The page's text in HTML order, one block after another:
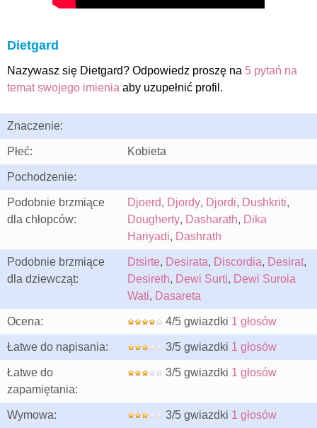
Dietgard
Nazywasz się Dietgard? Odpowiedz proszę na 5 pytań na
temat swojego imienia aby uzupełnić profil.
Znaczenie:
Płeć: Kobieta
Pochodzenie:
Podobnie brzmiące
dla chłopców:
Djoerd, Djordy, Djordi, Dushkriti,
Dougherty, Dasharath, Dika
Hariyadi, Dashrath
Podobnie brzmiące
dla dziewcząt:
Dtsirte, Desirata, Discordia, Desirat,
Desireth, Dewi Surti, Dewi Suroia
Wati, Dasareta
Ocena: 4/5 gwiazdki 1 głosów
Łatwe do napisania: 3/5 gwiazdki 1 głosów
Łatwe do
zapamiętania:
3/5 gwiazdki 1 głosów
Wymowa: 3/5 gwiazdki 1 głosów